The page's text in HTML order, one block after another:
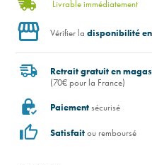
Livrable immédiatement
Vérifier la disponibilité
Retrait gratuit en
(70€ pour la France)
Paiementsécurisé
Satisfaitou remboursé